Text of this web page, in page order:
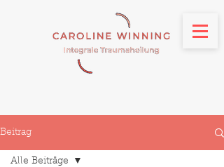
Beitrag
Alle Beiträge